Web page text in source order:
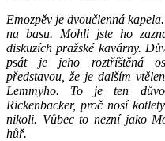
Emozpěv je dvoučlenná
na basu. Mohli jste ho
diskuzích pražské kavárny.
psát je jeho roztříštěná
představou, že je dalším
Lemmyho. To je ten
Rickenbacker, proč nosí
nikoli. Vůbec to nezní jako
hůř.